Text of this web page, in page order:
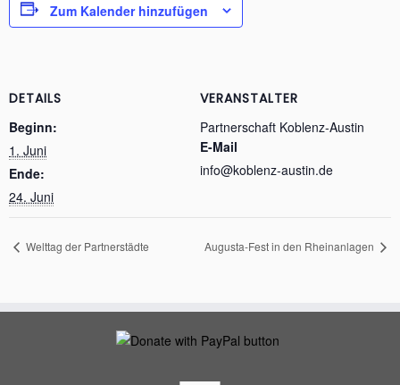
Zum Kalender hinzufügen
DETAILS
Beginn:
1. Juni
Ende:
24. Juni
VERANSTALTER
Partnerschaft Koblenz-Austin
E-Mail
info@koblenz-austin.de
Welttag der Partnerstädte Augusta-Fest in den Rheinanlagen